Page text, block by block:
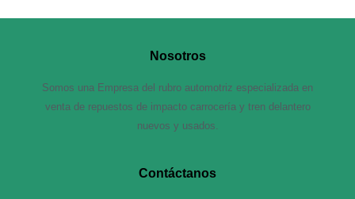
Nosotros
Somos una Empresa del rubro automotriz especializada en
venta de repuestos de impacto carrocería y tren delantero
nuevos y usados.
Contáctanos​